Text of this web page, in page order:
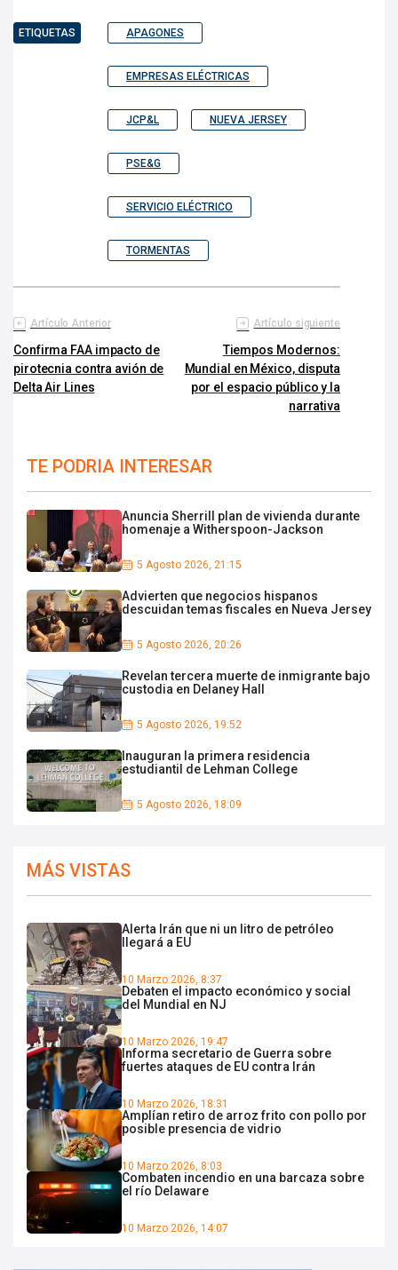
ETIQUETAS APAGONES
EMPRESAS ELÉCTRICAS
JCP&L NUEVA JERSEY
PSE&G
SERVICIO ELÉCTRICO
TORMENTAS
Artículo Anterior
Confirma FAA impacto de
pirotecnia contra avión de
Delta Air Lines
Artículo siguiente
Tiempos Modernos:
Mundial en México, disputa
por el espacio público y la
narrativa
TE PODRIA INTERESAR
Anuncia Sherrill plan de vivienda durante
homenaje a Witherspoon-Jackson
5 Agosto 2026, 21:15
Advierten que negocios hispanos
descuidan temas fiscales en Nueva Jersey
5 Agosto 2026, 20:26
Revelan tercera muerte de inmigrante bajo
custodia en Delaney Hall
5 Agosto 2026, 19:52
Inauguran la primera residencia
estudiantil de Lehman College
5 Agosto 2026, 18:09
MÁS VISTAS
Alerta Irán que ni un litro de petróleo
llegará a EU
10 Marzo 2026, 8:37
Debaten el impacto económico y social
del Mundial en NJ
10 Marzo 2026, 19:47
Informa secretario de Guerra sobre
fuertes ataques de EU contra Irán
10 Marzo 2026, 18:31
Amplían retiro de arroz frito con pollo por
posible presencia de vidrio
10 Marzo 2026, 8:03
Combaten incendio en una barcaza sobre
el río Delaware
10 Marzo 2026, 14:07